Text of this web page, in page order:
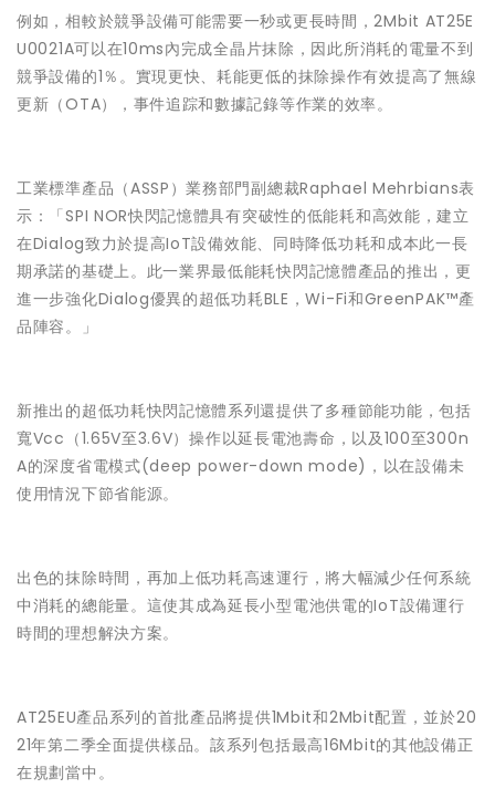
例如，相較於競爭設備可能需要一秒或更長時間，2Mbit AT25E
U0021A可以在10ms內完成全晶片抹除，因此所消耗的電量不到
競爭設備的1％。實現更快、耗能更低的抹除操作有效提高了無線
更新（OTA），事件追踪和數據記錄等作業的效率。
工業標準產品（ASSP）業務部門副總裁Raphael Mehrbians表
示：「SPI NOR快閃記憶體具有突破性的低能耗和高效能，建立
在Dialog致力於提高IoT設備效能、同時降低功耗和成本此一長
期承諾的基礎上。此一業界最低能耗快閃記憶體產品的推出，更
進一步強化Dialog優異的超低功耗BLE，Wi-Fi和GreenPAK™產
品陣容。」
新推出的超低功耗快閃記憶體系列還提供了多種節能功能，包括
寬Vcc（1.65V至3.6V）操作以延長電池壽命，以及100至300n
A的深度省電模式(deep power-down mode)，以在設備未
使用情況下節省能源。
出色的抹除時間，再加上低功耗高速運行，將大幅減少任何系統
中消耗的總能量。這使其成為延長小型電池供電的IoT設備運行
時間的理想解決方案。
AT25EU產品系列的首批產品將提供1Mbit和2Mbit配置，並於20
21年第二季全面提供樣品。該系列包括最高16Mbit的其他設備正
在規劃當中。